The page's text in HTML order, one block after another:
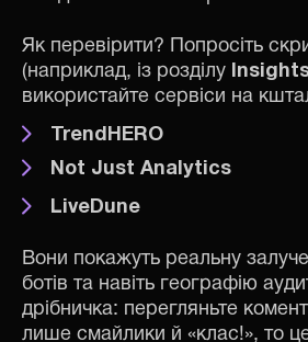
Як перевірити? Попросіть
(наприклад, із розділу
використайте сервіси на
TrendHERO
Not Just Analytics
LiveDune
Вони покажуть реальну
ботів та навіть географію
дрібничка: перегляньте
лише смайлики й «клас!», то